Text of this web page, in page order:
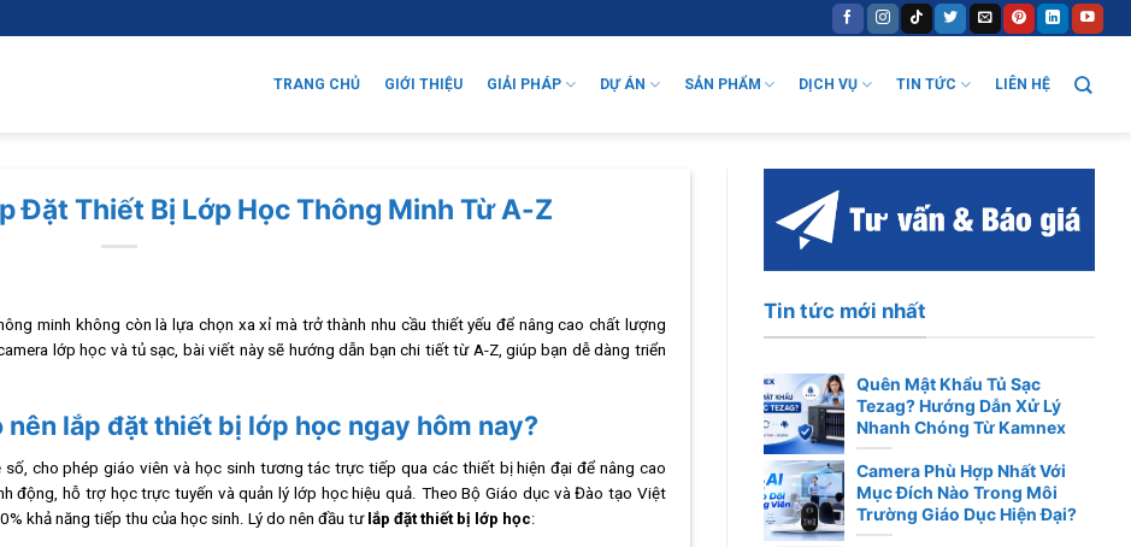
TRANG CHỦ GIỚI THIỆU GIẢI PHÁP DỰ ÁN SẢN PHẨM DỊCH VỤ TIN TỨC LIÊN HỆ
Đặt Thiết Bị Lớp Học Thông Minh Từ A-Z
minh không còn là lựa chọn xa xỉ mà trở thành nhu cầu thiết yếu để nâng cao chất lượng
lớp học và tủ sạc, bài viết này sẽ hướng dẫn bạn chi tiết từ A-Z, giúp bạn dễ dàng triển
lắp đặt thiết bị lớp học ngay hôm nay?
cho phép giáo viên và học sinh tương tác trực tiếp qua các thiết bị hiện đại để nâng cao
động, hỗ trợ học trực tuyến và quản lý lớp học hiệu quả. Theo Bộ Giáo dục và Đào tạo Việt
khả năng tiếp thu của học sinh. Lý do nên đầu tư lắp đặt thiết bị lớp học:
Tin tức mới nhất
Quên Mật Khẩu Tủ Sạc
Tezag? Hướng Dẫn Xử Lý
Nhanh Chóng Từ Kamnex
Camera Phù Hợp Nhất Với
Mục Đích Nào Trong Môi
Trường Giáo Dục Hiện Đại?